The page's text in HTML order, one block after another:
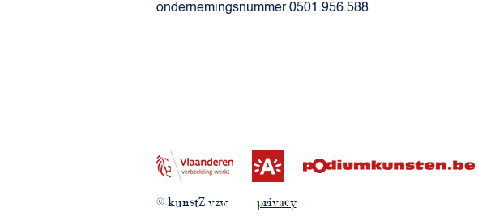
ondernemingsnummer 0501.956.588
© kunstZ vzw privacy